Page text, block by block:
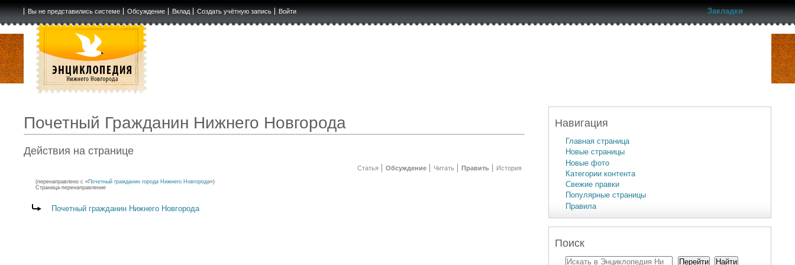
Вы не представились системе Обсуждение Вклад Создать учётную запись Войти Закладки
Почетный Гражданин Нижнего Новгорода
Действия на странице
Статья Обсуждение Читать Править История
(перенаправлено с «Почетный гражданин города Нижнего Новгорода»)
Страница-перенаправление
Перенаправление на:
Почетный гражданин Нижнего Новгорода
Навигация
Главная страница
Новые страницы
Новые фото
Категории контента
Свежие правки
Популярные страницы
Правила
Поиск